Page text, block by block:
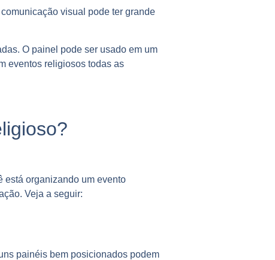
visual pode ter grande
O painel pode ser usado em um
eventos religiosos todas as
está organizando um evento
Veja a seguir:
painéis bem posicionados podem